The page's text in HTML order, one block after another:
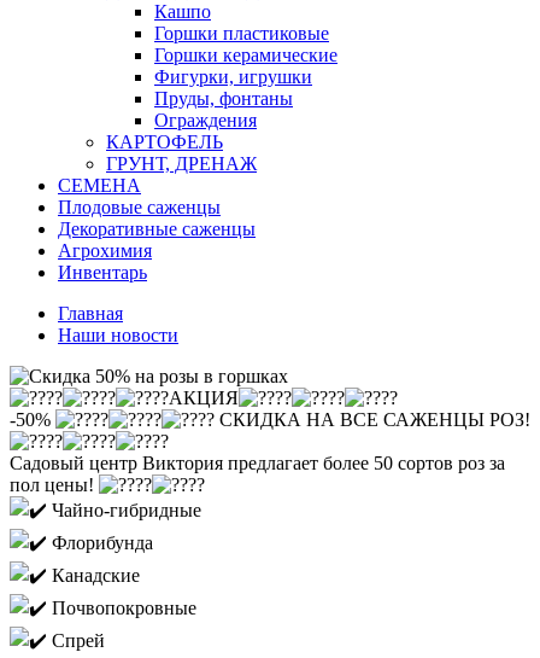
Кашпо
Горшки пластиковые
Горшки керамические
Фигурки, игрушки
Пруды, фонтаны
Ограждения
КАРТОФЕЛЬ
ГРУНТ, ДРЕНАЖ
СЕМЕНА
Плодовые саженцы
Декоративные саженцы
Агрохимия
Инвентарь
Главная
Наши новости
АКЦИЯ
-50%
СКИДКА НА ВСЕ САЖЕНЦЫ РОЗ!
Садовый центр Виктория предлагает более 50 сортов роз за
пол цены!
Чайно-гибридные
Флорибунда
Канадские
Почвопокровные
Спрей